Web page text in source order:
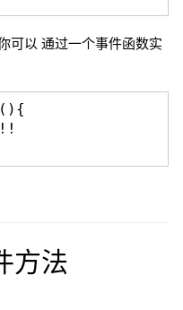
可以 通过一个事件函数实
方法